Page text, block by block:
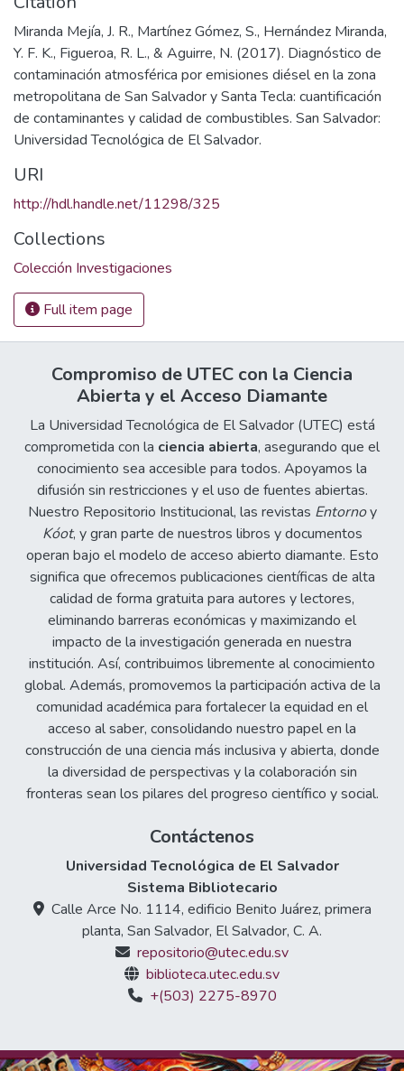
Miranda Mejía, J. R., Martínez Gómez, S., Hernández Miranda,
Y. F. K., Figueroa, R. L., & Aguirre, N. (2017). Diagnóstico de
contaminación atmosférica por emisiones diésel en la zona
metropolitana de San Salvador y Santa Tecla: cuantificación
de contaminantes y calidad de combustibles. San Salvador:
Universidad Tecnológica de El Salvador.
URI
http://hdl.handle.net/11298/325
Collections
Colección Investigaciones
Full item page
Compromiso de UTEC con la Ciencia
Abierta y el Acceso Diamante
La Universidad Tecnológica de El Salvador (UTEC) está
comprometida con la ciencia abierta, asegurando que el
conocimiento sea accesible para todos. Apoyamos la
difusión sin restricciones y el uso de fuentes abiertas.
Nuestro Repositorio Institucional, las revistas Entornoy
Kóot, y gran parte de nuestros libros y documentos
operan bajo el modelo de acceso abierto diamante. Esto
significa que ofrecemos publicaciones científicas de alta
calidad de forma gratuita para autores y lectores,
eliminando barreras económicas y maximizando el
impacto de la investigación generada en nuestra
institución. Así, contribuimos libremente al conocimiento
global. Además, promovemos la participación activa de la
comunidad académica para fortalecer la equidad en el
acceso al saber, consolidando nuestro papel en la
construcción de una ciencia más inclusiva y abierta, donde
la diversidad de perspectivas y la colaboración sin
fronteras sean los pilares del progreso científico y social.
Contáctenos
Universidad Tecnológica de El Salvador
Sistema Bibliotecario
Calle Arce No. 1114, edificio Benito Juárez, primera
planta, San Salvador, El Salvador, C. A.
repositorio@utec.edu.sv
biblioteca.utec.edu.sv
+(503) 2275-8970